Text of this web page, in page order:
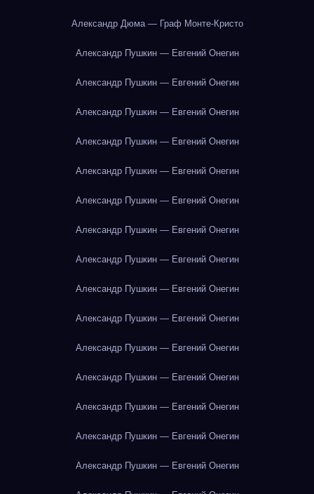
Александр Дюма — Граф Монте-Кристо
Александр Пушкин — Евгений Онегин
Александр Пушкин — Евгений Онегин
Александр Пушкин — Евгений Онегин
Александр Пушкин — Евгений Онегин
Александр Пушкин — Евгений Онегин
Александр Пушкин — Евгений Онегин
Александр Пушкин — Евгений Онегин
Александр Пушкин — Евгений Онегин
Александр Пушкин — Евгений Онегин
Александр Пушкин — Евгений Онегин
Александр Пушкин — Евгений Онегин
Александр Пушкин — Евгений Онегин
Александр Пушкин — Евгений Онегин
Александр Пушкин — Евгений Онегин
Александр Пушкин — Евгений Онегин